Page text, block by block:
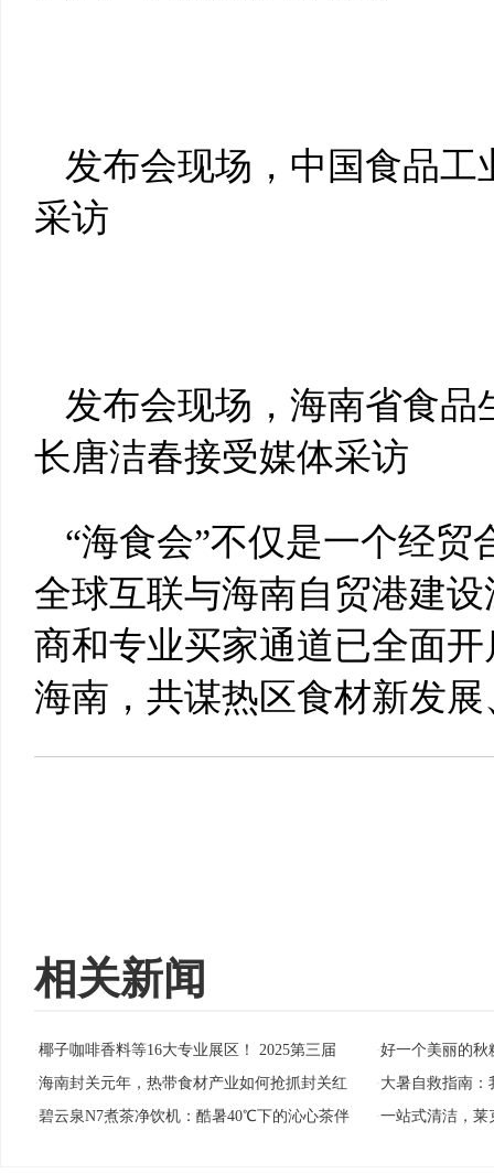
发布会现场，中国食品
采访
发布会现场，海南省食
长唐洁春接受媒体采访
“海食会”不仅是一个经
全球互联与海南自贸港建
商和专业买家通道已全面
海南，共谋热区食材新发
相关新闻
·椰子咖啡香料等16大专业展区！ 2025第三届 ·好一个美丽的秋
·海南封关元年，热带食材产业如何抢抓封关红 ·大暑自救指南：
·碧云泉N7煮茶净饮机：酷暑40℃下的沁心茶伴 ·一站式清洁，莱